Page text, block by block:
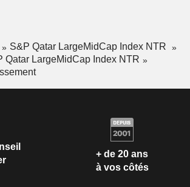
S&P Qatar LargeMidCap Index NTR
Qatar LargeMidCap Index NTR
+ de 20 ans
à vos côtés